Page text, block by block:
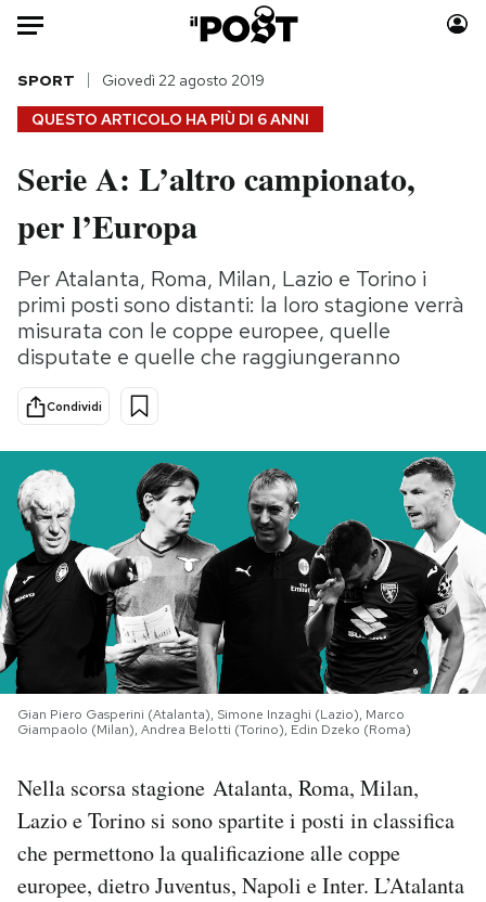
Auto
HOME
Italia
Politica
Tecnologia
Internet
Scienza
Cultura
Economia
Moda
Storie/Idee
Ok Boomer!
Media
Europa
PODCAST
NEWSLETTER
I MIEI PREFERITI
SHOP
CALENDARIO
AREA PERSONALE
QUESTO ARTICOLO HA PIÙ DI 6 ANNI
SPORT Giovedì 22 agosto 2019
Serie A: L’altro campionato,
per l’Europa
Per Atalanta, Roma, Milan, Lazio e Torino i
primi posti sono distanti: la loro stagione verrà
misurata con le coppe europee, quelle
disputate e quelle che raggiungeranno
Condividi
Gian Piero Gasperini (Atalanta), Simone Inzaghi (Lazio), Marco
Giampaolo (Milan), Andrea Belotti (Torino), Edin Dzeko (Roma)
Nella scorsa stagione Atalanta, Roma, Milan,
Lazio e Torino si sono spartite i posti in classifica
che permettono la qualificazione alle coppe
europee, dietro Juventus, Napoli e Inter. L’Atalanta